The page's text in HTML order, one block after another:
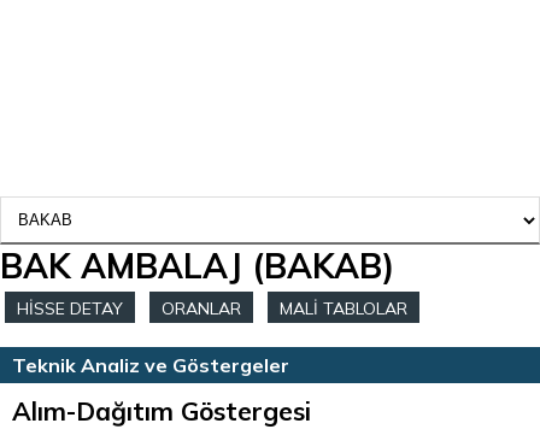
BAK AMBALAJ (BAKAB)
HİSSE DETAY ORANLAR MALİ TABLOLAR
HİSSE HABERLERİ TEKNİK ANALİZ
Teknik Analiz ve Göstergeler
Alım-Dağıtım Göstergesi